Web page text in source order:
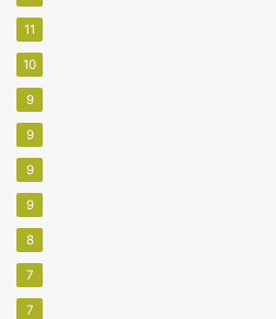
11
10
9
9
9
9
8
7
7